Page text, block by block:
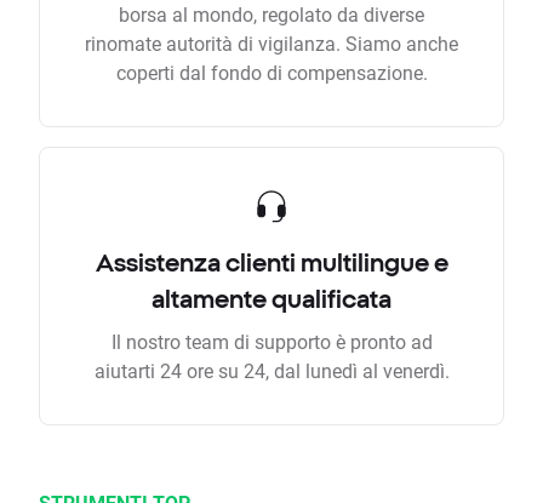
borsa al mondo, regolato da diverse
rinomate autorità di vigilanza. Siamo anche
coperti dal fondo di compensazione.
Assistenza clienti multilingue e
altamente qualificata
Il nostro team di supporto è pronto ad
aiutarti 24 ore su 24, dal lunedì al venerdì.